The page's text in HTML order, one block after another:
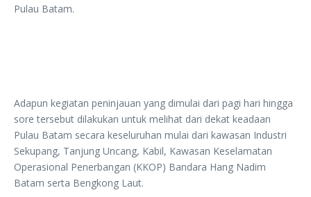
Pulau Batam.
Adapun kegiatan peninjauan yang dimulai dari pagi hari hingga
sore tersebut dilakukan untuk melihat dari dekat keadaan
Pulau Batam secara keseluruhan mulai dari kawasan Industri
Sekupang, Tanjung Uncang, Kabil, Kawasan Keselamatan
Operasional Penerbangan (KKOP) Bandara Hang Nadim
Batam serta Bengkong Laut.